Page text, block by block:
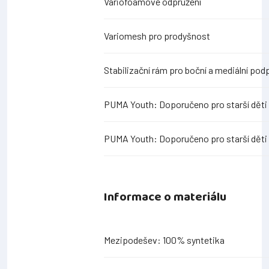
Variomesh pro prodyšnost
Stabilizační rám pro boční a mediální
PUMA Youth: Doporučeno pro starší děti
PUMA Youth: Doporučeno pro starší děti
Informace o materiálu
Mezipodešev: 100% syntetika